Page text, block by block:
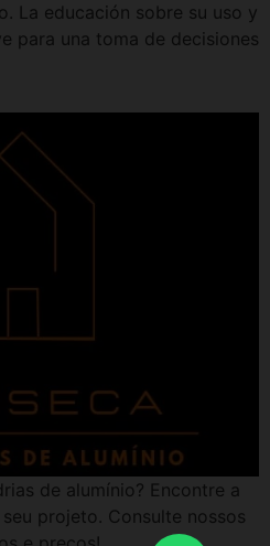
La educación sobre su uso y
para una toma de decisiones
de alumínio? Encontre a
projeto. Consulte nossos